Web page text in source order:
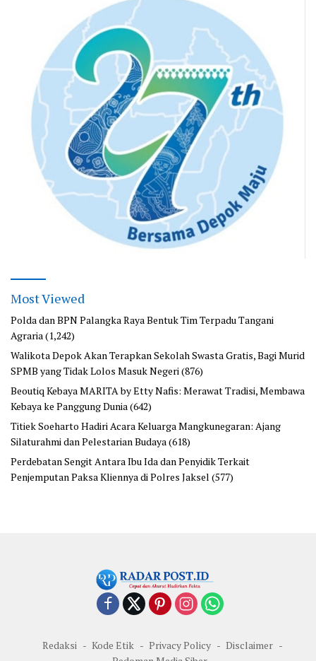
Most Viewed
Polda dan BPN Palangka Raya Bentuk Tim Terpadu Tangani
Agraria(1,242)
Walikota Depok Akan Terapkan Sekolah Swasta Gratis, Bagi Murid
SPMB yang Tidak Lolos Masuk Negeri(876)
Beoutiq Kebaya MARITA by Etty Nafis: Merawat Tradisi, Membawa
Kebaya ke Panggung Dunia(642)
Titiek Soeharto Hadiri Acara Keluarga Mangkunegaran: Ajang
Silaturahmi dan Pelestarian Budaya(618)
Perdebatan Sengit Antara Ibu Ida dan Penyidik Terkait
Penjemputan Paksa Kliennya di Polres Jaksel (577)
Redaksi Kode Etik Privacy Policy
Disclaimer